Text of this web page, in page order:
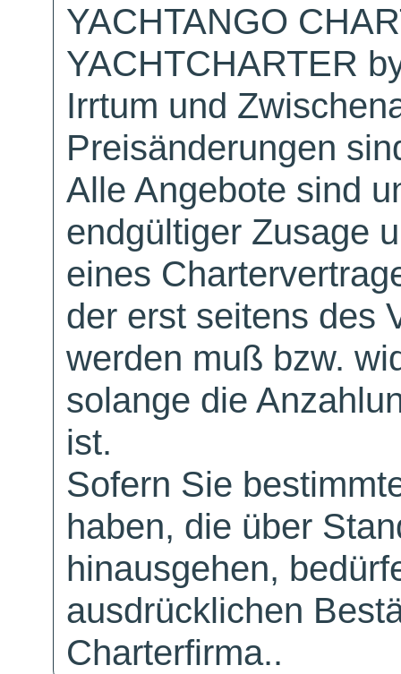
YACHTANGO
YACHTCHARTER
Irrtum und
Preisänderungen
Alle Angebote sind
endgültiger Zusage
eines
der erst seitens des
werden muß bzw.
solange die
ist.
Sofern Sie
haben, die über
hinausgehen,
ausdrücklichen
Charterfirma..